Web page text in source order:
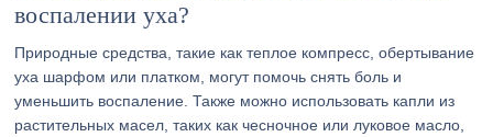
воспалении уха?
Природные средства, такие как теплое компресс, обертывание
уха шарфом или платком, могут помочь снять боль и
уменьшить воспаление. Также можно использовать капли из
растительных масел, таких как чесночное или луковое масло,